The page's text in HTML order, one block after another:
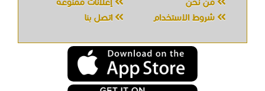
لتقنية المعلومات